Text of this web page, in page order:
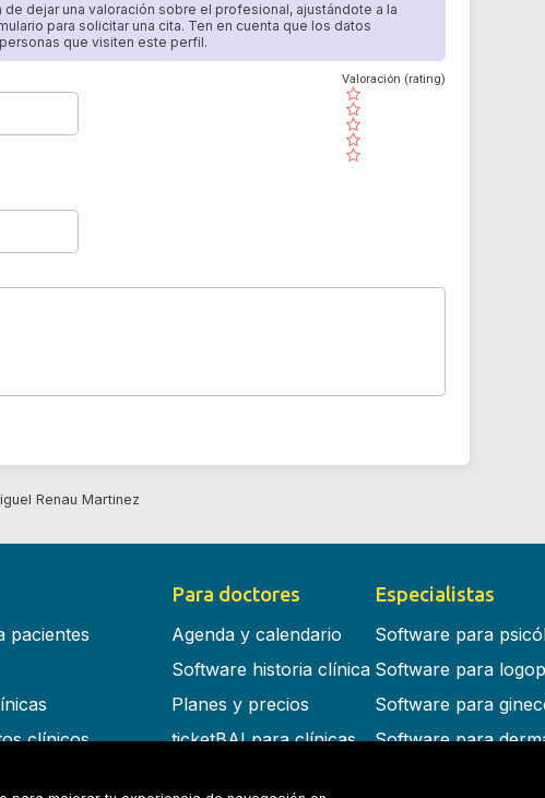
dejar una valoración sobre el profesional, ajustándote a la
para solicitar una cita. Ten en cuenta que los datos
que visiten este perfil.
( )
( )
( )
( )
( )
Valoración (rating)
Renau Martinez
pacientes
clínicos
Para doctores
Agenda y calendario
Software historia clínica
Planes y precios
ticketBAI para clínicas
Especialistas
Software para
Software para
Software para
Software para